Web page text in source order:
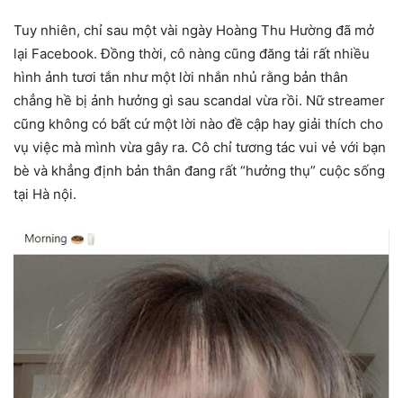
Tuy nhiên, chỉ sau một vài ngày Hoàng Thu Hường đã mở
lại Facebook. Đồng thời, cô nàng cũng đăng tải rất nhiều
hình ảnh tươi tắn như một lời nhắn nhủ rằng bản thân
chẳng hề bị ảnh hưởng gì sau scandal vừa rồi. Nữ streamer
cũng không có bất cứ một lời nào đề cập hay giải thích cho
vụ việc mà mình vừa gây ra. Cô chỉ tương tác vui vẻ với bạn
bè và khẳng định bản thân đang rất “hưởng thụ” cuộc sống
tại Hà nội.